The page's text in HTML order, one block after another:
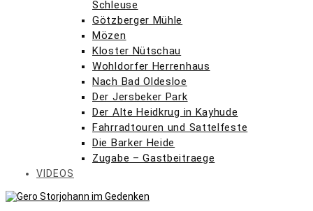
Schleuse
Götzberger Mühle
Mözen
Kloster Nütschau
Wohldorfer Herrenhaus
Nach Bad Oldesloe
Der Jersbeker Park
Der Alte Heidkrug in Kayhude
Fahrradtouren und Sattelfeste
Die Barker Heide
Zugabe – Gastbeitraege
VIDEOS